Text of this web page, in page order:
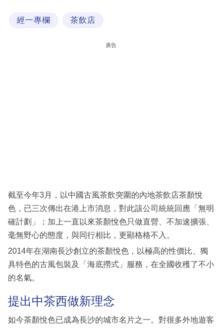
區
經一專欄 茶飲店
廣告
截至今年3月，以中國古風茶飲突圍的內地茶飲店茶顏悅
色，已三次傳出在港上市消息，對此該公司統統回應「無明
確計劃」；加上一直以來茶顏悅色只做直營、不加速擴張、
毫無野心的態度，與同行相比，更顯格格不入。
2014年在湖南長沙創立的茶顏悅色，以極高的性價比、獨
具特色的古風包裝及「海底撈式」服務，在全國收穫了不小
的名氣。
提出中茶西做新理念
如今茶顏悅色已成為長沙的城市名片之一。對很多外地遊客